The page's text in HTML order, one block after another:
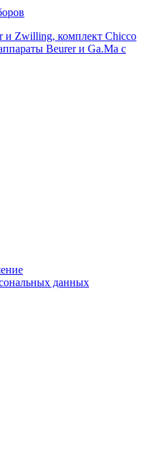
и Zwilling, комплект Chicco
Beurer и Ga.Ma с
данных